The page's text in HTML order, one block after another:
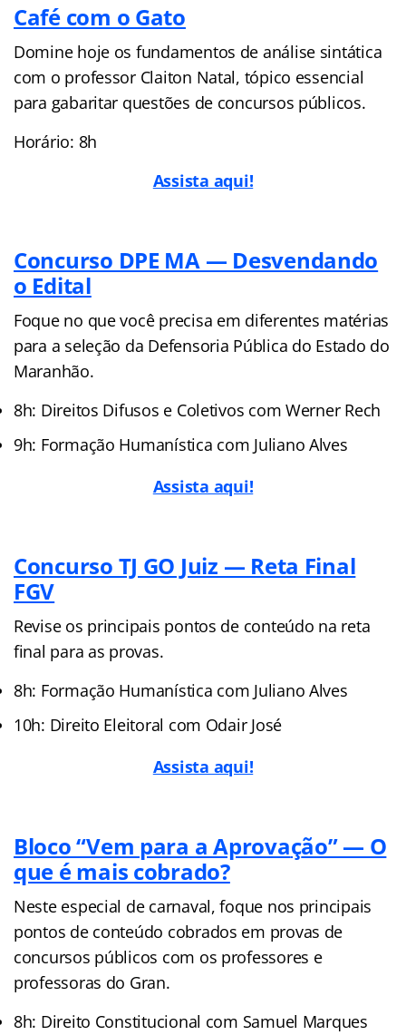
Café com o Gato
Domine hoje os fundamentos de análise sintática
com o professor Claiton Natal, tópico essencial
para gabaritar questões de concursos públicos.
Horário: 8h
Assista aqui!
Concurso DPE MA — Desvendando
o Edital
Foque no que você precisa em diferentes matérias
para a seleção da Defensoria Pública do Estado do
Maranhão.
8h: Direitos Difusos e Coletivos com Werner Rech
9h: Formação Humanística com Juliano Alves
Assista aqui!
Concurso TJ GO Juiz — Reta Final
FGV
Revise os principais pontos de conteúdo na reta
final para as provas.
8h: Formação Humanística com Juliano Alves
10h: Direito Eleitoral com Odair José
Assista aqui!
Bloco “Vem para a Aprovação” — O
que é mais cobrado?
Neste especial de carnaval, foque nos principais
pontos de conteúdo cobrados em provas de
concursos públicos com os professores e
professoras do Gran.
8h: Direito Constitucional com Samuel Marques